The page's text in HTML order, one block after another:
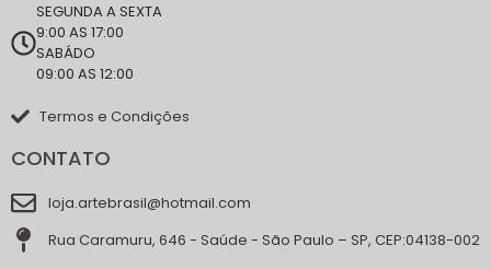
SEGUNDA A SEXTA
9:00 AS 17:00
SABÁDO
09:00 AS 12:00
Termos e Condições
CONTATO
loja.artebrasil@hotmail.com
Rua Caramuru, 646 - Saúde - São Paulo – SP, CEP:04138-002